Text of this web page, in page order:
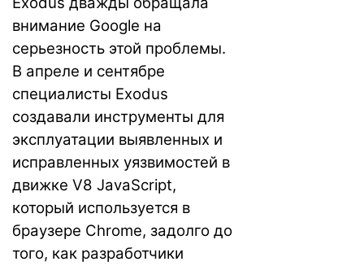
внимание Google на
серьезность этой проблемы.
В апреле и сентябре
специалисты Exodus
создавали инструменты для
эксплуатации выявленных и
исправленных уязвимостей в
движке V8 JavaScript,
который используется в
браузере Chrome, задолго до
того, как разработчики